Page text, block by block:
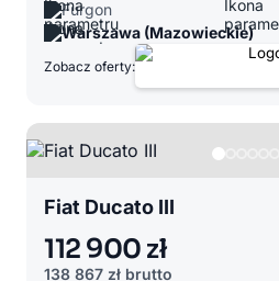
Furgon
Warszawa (Mazowieckie)
Zobacz oferty:
Fiat Ducato III
112 900 zł
138 867 zł brutto